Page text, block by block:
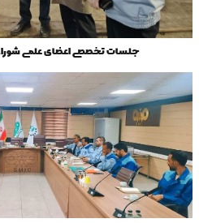
جلسات تخصصی اعضای علمی